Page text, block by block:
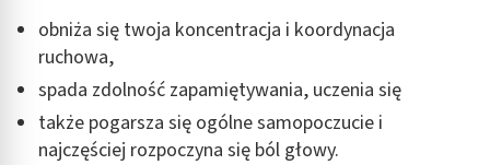
obniża się twoja koncentracja i koordynacja
ruchowa,
spada zdolność zapamiętywania, uczenia się
także pogarsza się ogólne samopoczucie i
najczęściej rozpoczyna się ból głowy.